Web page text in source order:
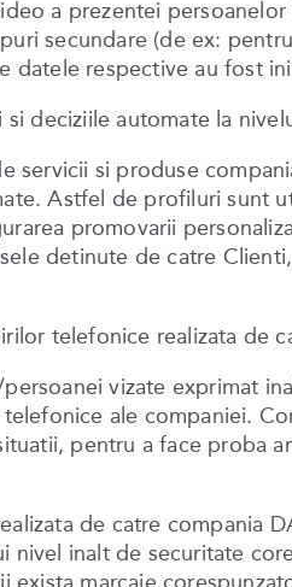
a prezentei
secundare (de ex:
datele respective au fost
si deciziile automate la
servicii si produse
Astfel de profiluri sunt
promovarii
detinute de catre
telefonice realizata de
vizate exprimat
ale companiei.
pentru a face proba
de catre compania
nivel inalt de securitate